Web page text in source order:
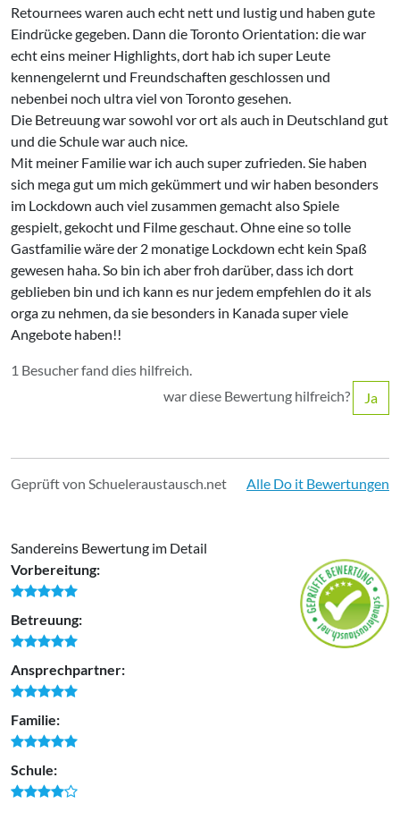
Retournees waren auch echt nett und lustig und haben gute
Eindrücke gegeben. Dann die Toronto Orientation: die war
echt eins meiner Highlights, dort hab ich super Leute
kennengelernt und Freundschaften geschlossen und
nebenbei noch ultra viel von Toronto gesehen.
Die Betreuung war sowohl vor ort als auch in Deutschland gut
und die Schule war auch nice.
Mit meiner Familie war ich auch super zufrieden. Sie haben
sich mega gut um mich gekümmert und wir haben besonders
im Lockdown auch viel zusammen gemacht also Spiele
gespielt, gekocht und Filme geschaut. Ohne eine so tolle
Gastfamilie wäre der 2 monatige Lockdown echt kein Spaß
gewesen haha. So bin ich aber froh darüber, dass ich dort
geblieben bin und ich kann es nur jedem empfehlen do it als
orga zu nehmen, da sie besonders in Kanada super viele
Angebote haben!!
1 Besucher fand dies hilfreich.
war diese Bewertung hilfreich?
Ja
Geprüft von Schueleraustausch.net Alle Do it Bewertungen
Sandereins Bewertung im Detail
Vorbereitung:
Betreuung:
Ansprechpartner:
Familie:
Schule: